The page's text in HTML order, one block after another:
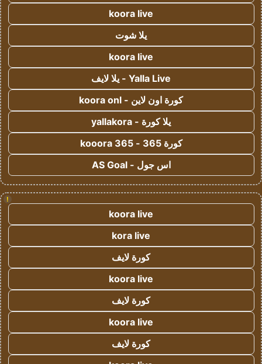
koora live
يلا شوت
koora live
Yalla Live - يلا لايف
كورة اون لاين - koora onl
يلا كورة - yallakora
كورة 365 - kooora 365
اس جول - AS Goal
!
koora live
kora live
كورة لايف
koora live
كورة لايف
koora live
كورة لايف